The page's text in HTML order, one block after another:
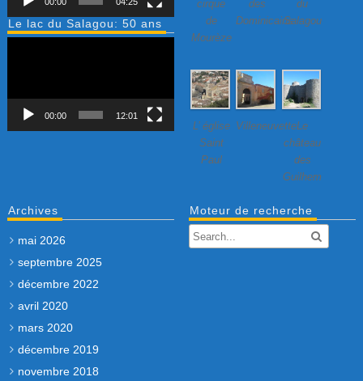
Le lac du Salagou: 50 ans
00:00 12:01
cirque
de
Mourèze
des
Dominicains
du
Salagou
L’ église
Saint
Paul
Villeneuvette…
Le
château
des
Guilhem
Archives
mai 2026
septembre 2025
décembre 2022
avril 2020
mars 2020
décembre 2019
novembre 2018
Moteur de recherche